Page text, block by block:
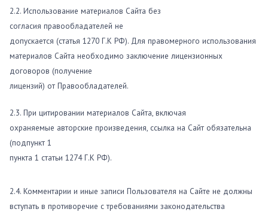
2.2. Использование материалов Сайта без
согласия правообладателей не
допускается (статья 1270 Г.К РФ). Для правомерного использования
материалов Сайта необходимо заключение лицензионных
договоров (получение
лицензий) от Правообладателей.
2.3. При цитировании материалов Сайта, включая
охраняемые авторские произведения, ссылка на Сайт обязательна
(подпункт 1
пункта 1 статьи 1274 Г.К РФ).
2.4. Комментарии и иные записи Пользователя на Сайте не должны
вступать в противоречие с требованиями законодательства